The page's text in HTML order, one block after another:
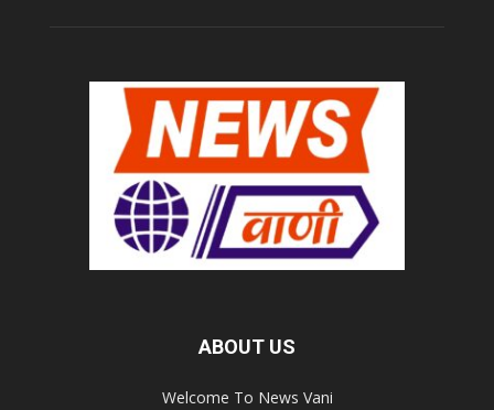
ABOUT US
Welcome To News Vani